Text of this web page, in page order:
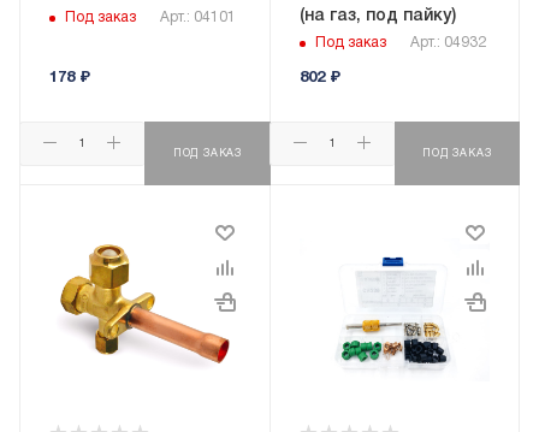
Под заказ Арт.: 04101
178₽
ПОД ЗАКАЗ
(на газ, под пайку)
Под заказ Арт.: 04932
802₽
ПОД ЗАКАЗ